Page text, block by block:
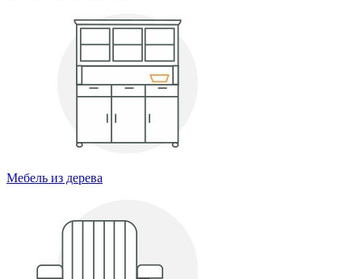
Мебель из дерева